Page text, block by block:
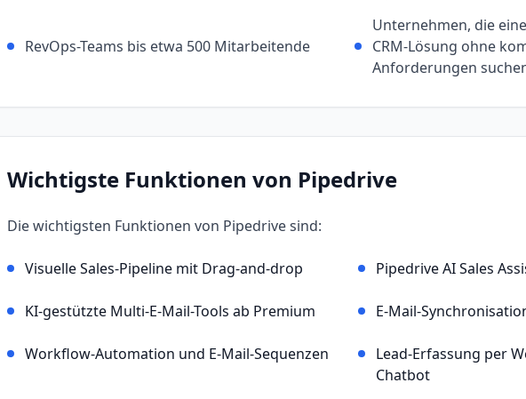
RevOps-Teams bis etwa 500 Mitarbeitende
Unternehmen, die
CRM-Lösung ohne
Anforderungen
Wichtigste Funktionen von Pipedrive
Die wichtigsten Funktionen von Pipedrivesind:
Visuelle Sales-Pipeline mit Drag-and-drop Pipedrive AI Sales
KI-gestützte Multi-E-Mail-Tools ab Premium E-Mail-
Workflow-Automation und E-Mail-Sequenzen
Lead-Erfassung per
Chatbot